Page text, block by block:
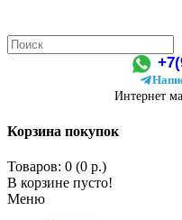
Интернет
Корзина покупок
Товаров: 0 (0 р.)
В корзине пусто!
Меню